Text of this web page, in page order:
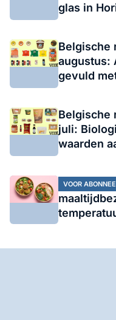
glas in
Belgische
augustus:
gevuld
Belgische
juli:
waarden
VOOR